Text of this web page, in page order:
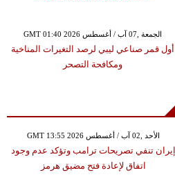
GMT 01:40 2026 الجمعة ,07 آب / أغسطس
أول قمر صناعي ليبي لرصد التغيرات المناخية
ومكافحة التصحر
GMT 13:55 2026 الأحد ,02 آب / أغسطس
إيران تنفي تصريحات ترامب وتؤكد عدم وجود
اتفاق لإعادة فتح مضيق هرمز